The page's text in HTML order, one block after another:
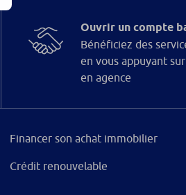
Ouvrir un compte
Bénéficiez des
en vous appuyant
en agence
Financer son achat immobilier
Crédit renouvelable